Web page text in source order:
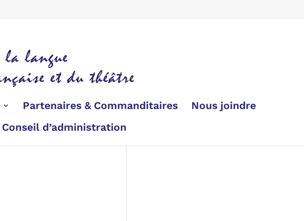
Partenaires & Commanditaires
Nous joindre
Conseil d’administration